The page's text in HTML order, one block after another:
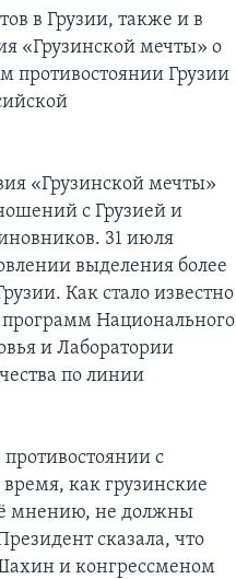
в Грузии, также и в
«Грузинской мечты» о
противостоянии Грузии
«Грузинской мечты»
с Грузией и
31 июля
выделения более
Как стало известно
Национального
и Лаборатории
по линии
с
как грузинские
мнению, не должны
сказала, что
и конгрессменом